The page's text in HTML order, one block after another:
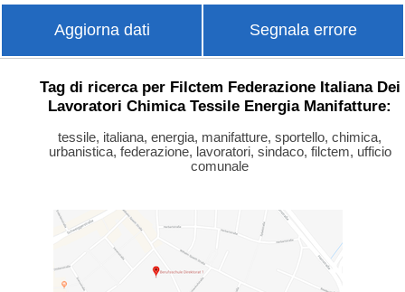
Aggiorna dati Segnala errore
Tag di ricerca per Filctem Federazione Italiana Dei
Lavoratori Chimica Tessile Energia Manifatture:
tessile, italiana, energia, manifatture, sportello, chimica,
urbanistica, federazione, lavoratori, sindaco, filctem, ufficio
comunale